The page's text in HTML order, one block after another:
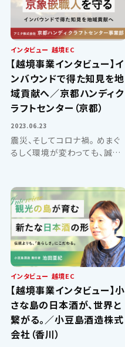
インタビュー 越境EC
【越境事業インタビュー】イ
ンバウンドで得た知見を地
域貢献へ／京都ハンディク
ラフトセンター（京都）
2023.06.23
震災、そしてコロナ禍。 めまぐ
るしく環境が変わっても、誠実
ンした京都ハンディクラフトセ
ンターさん。 平安神宮の北に位
置し、京都の伝統工芸「京象...
インタビュー 越境EC
【越境事業インタビュー】小
さな島の日本酒が、世界と
繋がる。／小豆島酒造株式
会社（香川）